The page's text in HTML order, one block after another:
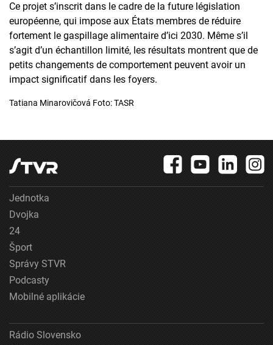
Ce projet s’inscrit dans le cadre de la future législation
européenne, qui impose aux États membres de réduire
fortement le gaspillage alimentaire d’ici 2030. Même s’il
s’agit d’un échantillon limité, les résultats montrent que de
petits changements de comportement peuvent avoir un
impact significatif dans les foyers.
Tatiana Minarovičová Foto: TASR
Jednotka
Dvojka
24
Šport
Správy STVR
Podcasty
Mobilné aplikácie
Rádio Slovensko